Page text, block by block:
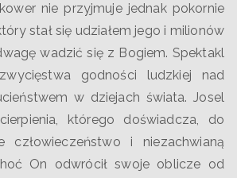
nie przyjmuje jednak pokornie
stał się udziałem jego i milionów
wadzić się z Bogiem. Spektakl
godności ludzkiej nad
w dziejach świata. Josel
którego doświadcza, do
człowieczeństwo i niezachwianą
On odwrócił swoje oblicze od